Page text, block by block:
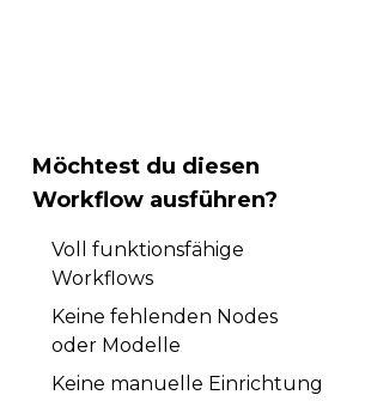
Möchtest du diesen
Workflow ausführen?
Voll funktionsfähige
Workflows
Keine fehlenden Nodes
oder Modelle
Keine manuelle Einrichtung